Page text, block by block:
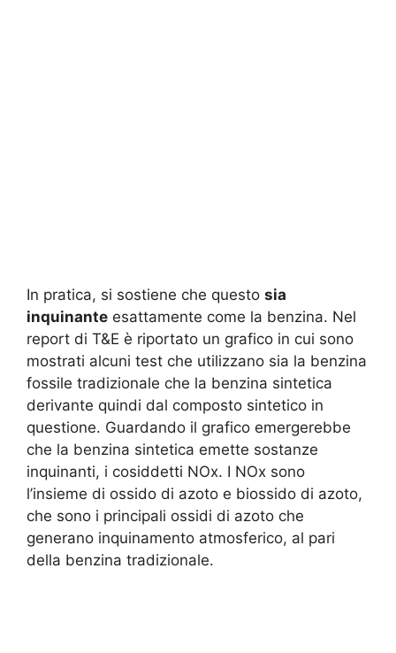
In pratica, si sostiene che questo sia
inquinante esattamente come la benzina. Nel
report di T&E è riportato un grafico in cui sono
mostrati alcuni test che utilizzano sia la benzina
fossile tradizionale che la benzina sintetica
derivante quindi dal composto sintetico in
questione. Guardando il grafico emergerebbe
che la benzina sintetica emette sostanze
inquinanti, i cosiddetti NOx. I NOx sono
l’insieme di ossido di azoto e biossido di azoto,
che sono i principali ossidi di azoto che
generano inquinamento atmosferico, al pari
della benzina tradizionale.